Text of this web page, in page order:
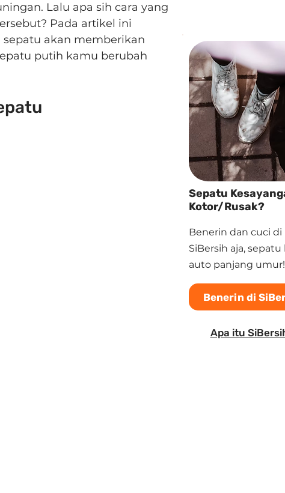
Lalu apa sih cara yang
Pada artikel ini
akan memberikan
putih kamu berubah
Sepatu
Kotor/Rusak?
Benerin dan cuci di
SiBersih aja,
auto panjang umur!
Benerin di
Apa itu